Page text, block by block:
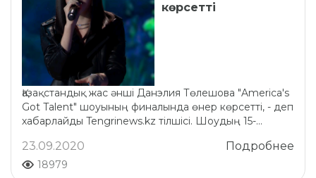
көрсетті
Қазақстандық жас әнші Данэлия Төлешова "America's
Got Talent" шоуының финалында өнер көрсетті, - деп
хабарлайды Tengrinews.kz тілшісі. Шоудың 15-...
Подробнее
23.09.2020
18979